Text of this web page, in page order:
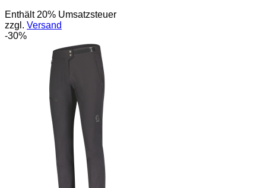
war:
159,95 €
ist:
Enthält 20% Umsatzsteuer
zzgl. Versand
-30%